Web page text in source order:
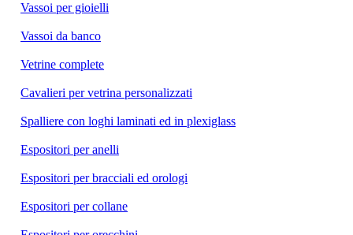
Vassoi per gioielli
Vassoi da banco
Vetrine complete
Cavalieri per vetrina personalizzati
Spalliere con loghi laminati ed in plexiglass
Espositori per anelli
Espositori per bracciali ed orologi
Espositori per collane